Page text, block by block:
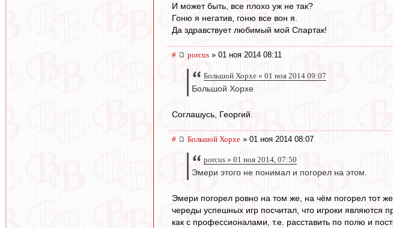
И может быть, все плохо уж не так?
Гоню я негатив, гоню все вон я.
Да здравствует любимый мой Спартак!
# porcus » 01 ноя 2014 08:11
Большой Хорхе » 01 ноя 2014 09:07
Большой Хорхе
Соглашусь, Георгий.
# Большой Хорхе » 01 ноя 2014 08:07
porcus » 01 ноя 2014, 07:50
Эмери этого не понимал и погорел на этом.
Эмери погорел ровно на том же, на чём погорел тот
череды успешных игр посчитал, что игроки являются
как с профессионалами, т.е. расставить по полю и